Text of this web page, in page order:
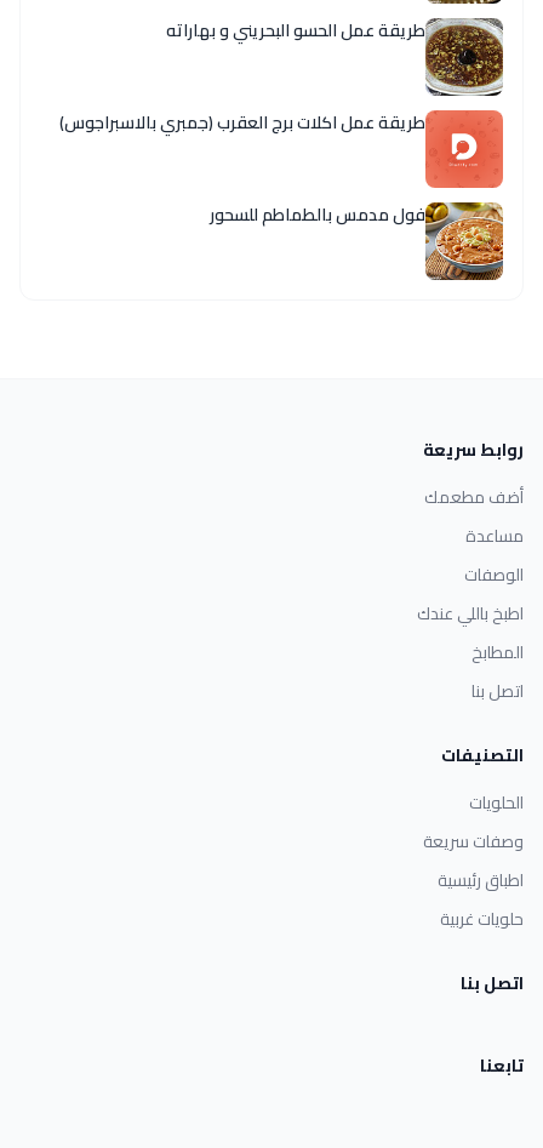
طريقة عمل الحسو البحريني و بهاراته
طريقة عمل اكلات برج العقرب (جمبري بالاسبراجوس)
فول مدمس بالطماطم للسحور
روابط سريعة
أضف مطعمك
مساعدة
الوصفات
اطبخ باللي عندك
المطابخ
اتصل بنا
التصنيفات
الحلويات
وصفات سريعة
اطباق رئيسية
حلويات غربية
اتصل بنا
تابعنا